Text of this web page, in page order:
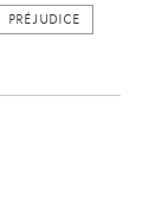
PRÉJUDICE